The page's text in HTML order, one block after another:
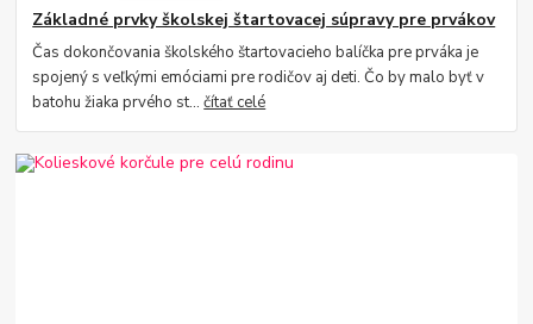
Základné prvky školskej štartovacej súpravy pre prvákov
Čas dokončovania školského štartovacieho balíčka pre prváka je
spojený s veľkými emóciami pre rodičov aj deti. Čo by malo byť v
batohu žiaka prvého st...čítať celé